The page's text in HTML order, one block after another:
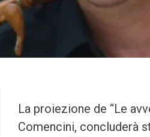
La proiezione de “Le
Comencini, concluderà